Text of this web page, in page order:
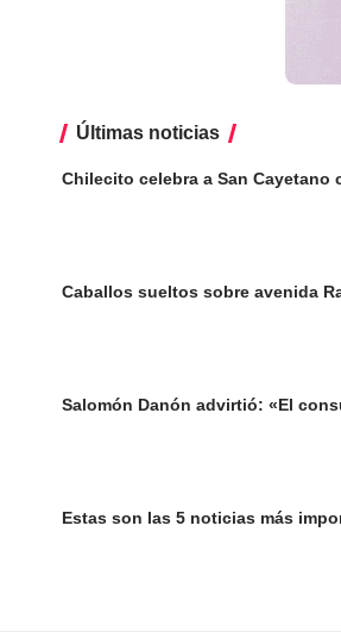
Últimas noticias
Chilecito celebra a San
Caballos sueltos sobre avenida
Salomón Danón advirtió: «El
Estas son las 5 noticias más